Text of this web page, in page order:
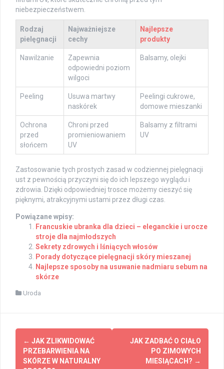
niebezpieczeństwem.
Rodzaj
pielęgnacji
Najważniejsze
cechy
Najlepsze
produkty
Nawilżanie
Zapewnia
odpowiedni poziom
wilgoci
Balsamy, olejki
Peeling
Usuwa martwy
naskórek
Peelingi cukrowe,
domowe mieszanki
Ochrona
przed
słońcem
Chroni przed
promieniowaniem
UV
Balsamy z filtrami
UV
Zastosowanie tych prostych zasad w codziennej pielęgnacji
ust z pewnością przyczyni się do ich lepszego wyglądu i
zdrowia. Dzięki odpowiedniej trosce możemy cieszyć się
pięknymi, atrakcyjnymi ustami przez długi czas.
Powiązane wpisy:
Francuskie ubranka dla dzieci – eleganckie i urocze
stroje dla najmłodszych
Sekrety zdrowych i lśniących włosów
Porady dotyczące pielęgnacji skóry mieszanej
Najlepsze sposoby na usuwanie nadmiaru sebum na
skórze
Uroda
Post
navigation
← JAK ZLIKWIDOWAĆ
PRZEBARWIENIA NA
SKÓRZE W NATURALNY
JAK ZADBAĆ O CIAŁO
PO ZIMOWYCH
MIESIĄCACH? →